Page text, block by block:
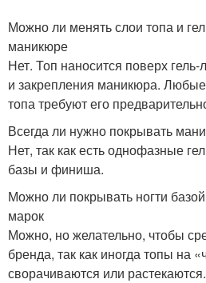
Можно ли менять слои топа и
маникюре
Нет. Топ наносится поверх
и закрепления маникюра.
топа требуют его
Всегда ли нужно покрывать
Нет, так как есть однофазные
базы и финиша.
Можно ли покрывать ногти
марок
Можно, но желательно, чтобы
бренда, так как иногда топы на
сворачиваются или растекаются.